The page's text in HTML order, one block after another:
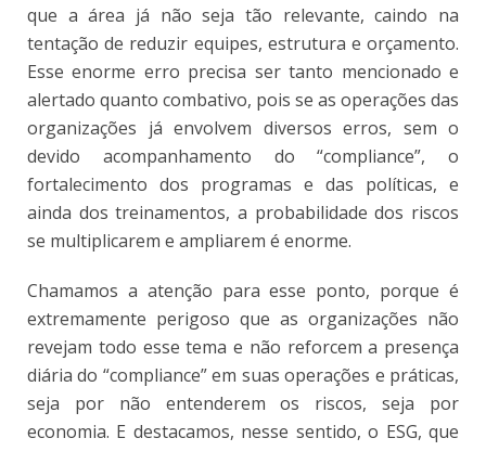
que a área já não seja tão relevante, caindo na
tentação de reduzir equipes, estrutura e orçamento.
Esse enorme erro precisa ser tanto mencionado e
alertado quanto combativo, pois se as operações das
organizações já envolvem diversos erros, sem o
devido acompanhamento do “compliance”, o
fortalecimento dos programas e das políticas, e
ainda dos treinamentos, a probabilidade dos riscos
se multiplicarem e ampliarem é enorme.
Chamamos a atenção para esse ponto, porque é
extremamente perigoso que as organizações não
revejam todo esse tema e não reforcem a presença
diária do “compliance” em suas operações e práticas,
seja por não entenderem os riscos, seja por
economia. E destacamos, nesse sentido, o ESG, que